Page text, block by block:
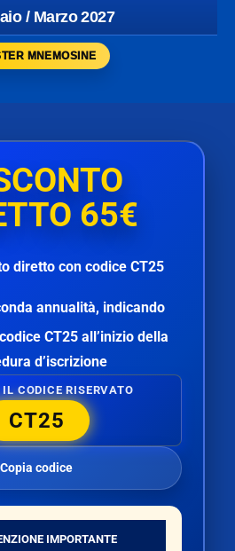
/ Marzo 2027
MNEMOSINE
65€
diretto con codice CT25
annualità, indicando
CT25all’inizio della
d’iscrizione
CODICE RISERVATO
CT25
Copia codice
IMPORTANTE